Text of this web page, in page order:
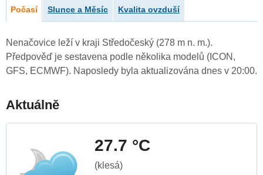
Počasí Slunce a Měsíc Kvalita ovzduší
Nenačovice leží v kraji Středočeský (278 m n. m.).
Předpověď je sestavena podle několika modelů (ICON,
GFS, ECMWF). Naposledy byla aktualizována dnes v 20:00.
Aktuálně
27.7 °C
(klesá)